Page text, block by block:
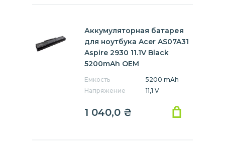
Аккумуляторная батарея
для ноутбука Acer AS07A31
Aspire 2930 11.1V Black
5200mAh OEM
Емкость
5200 mAh
Напряжение
11,1 V
1 040,0 ₴